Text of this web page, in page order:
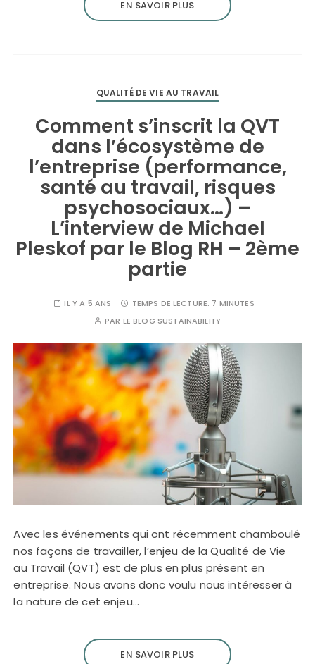
EN SAVOIR PLUS
QUALITÉ DE VIE AU TRAVAIL
Comment s’inscrit la QVT
dans l’écosystème de
l’entreprise (performance,
santé au travail, risques
psychosociaux…) –
L’interview de Michael
Pleskof par le Blog RH – 2ème
partie
IL Y A 5 ANS TEMPS DE LECTURE: 7 MINUTES
PAR LE BLOG SUSTAINABILITY
Avec les événements qui ont récemment chamboulé
nos façons de travailler, l’enjeu de la Qualité de Vie
au Travail (QVT) est de plus en plus présent en
entreprise. Nous avons donc voulu nous intéresser à
la nature de cet enjeu…
EN SAVOIR PLUS